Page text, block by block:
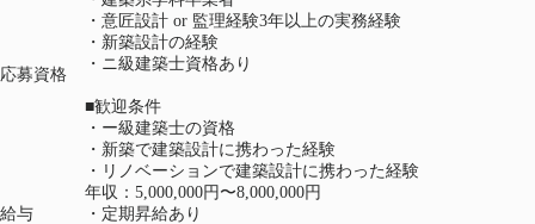
応募資格
・意匠設計 or 監理経験3年以上の実務経験
・新築設計の経験
・ニ級建築士資格あり
■歓迎条件
・ー級建築士の資格
・新築で建築設計に携わった経験
・リノベーションで建築設計に携わった経験
給与
年収：5,000,000円〜8,000,000円
・定期昇給あり